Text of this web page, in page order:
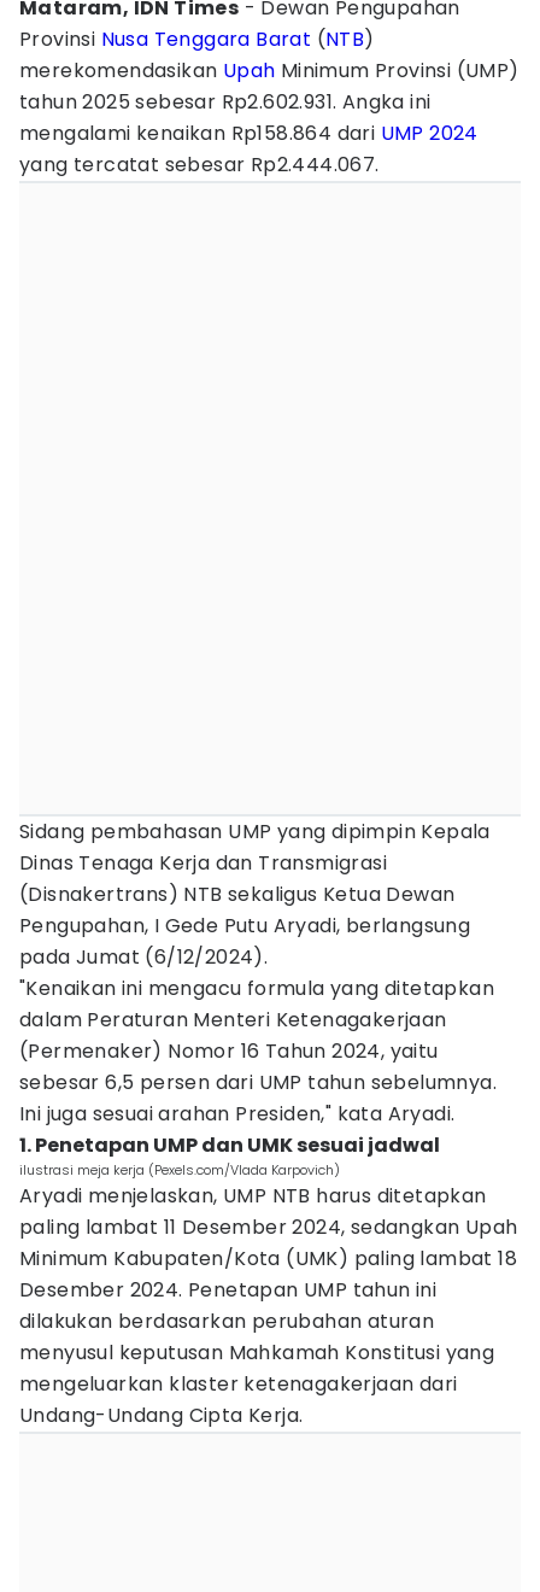
Mataram, IDN Times - Dewan Pengupahan
Provinsi Nusa Tenggara Barat (NTB)
merekomendasikan Upah Minimum Provinsi (UMP)
tahun 2025 sebesar Rp2.602.931. Angka ini
mengalami kenaikan Rp158.864 dari UMP 2024
yang tercatat sebesar Rp2.444.067.
Sidang pembahasan UMP yang dipimpin Kepala
Dinas Tenaga Kerja dan Transmigrasi
(Disnakertrans) NTB sekaligus Ketua Dewan
Pengupahan, I Gede Putu Aryadi, berlangsung
pada Jumat (6/12/2024).
"Kenaikan ini mengacu formula yang ditetapkan
dalam Peraturan Menteri Ketenagakerjaan
(Permenaker) Nomor 16 Tahun 2024, yaitu
sebesar 6,5 persen dari UMP tahun sebelumnya.
Ini juga sesuai arahan Presiden," kata Aryadi.
1. Penetapan UMP dan UMK sesuai jadwal
ilustrasi meja kerja (Pexels.com/Vlada Karpovich)
Aryadi menjelaskan, UMP NTB harus ditetapkan
paling lambat 11 Desember 2024, sedangkan Upah
Minimum Kabupaten/Kota (UMK) paling lambat 18
Desember 2024. Penetapan UMP tahun ini
dilakukan berdasarkan perubahan aturan
menyusul keputusan Mahkamah Konstitusi yang
mengeluarkan klaster ketenagakerjaan dari
Undang-Undang Cipta Kerja.